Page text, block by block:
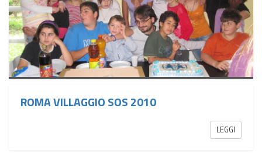
ROMA VILLAGGIO SOS 2010
LEGGI